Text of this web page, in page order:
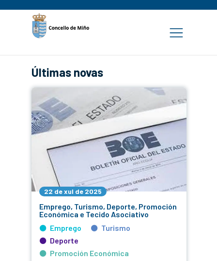
Últimas novas
22 de xul de 2025
Emprego, Turismo, Deporte, Promoción
Económica e Tecido Asociativo
Emprego
Turismo
Deporte
Promoción Económica